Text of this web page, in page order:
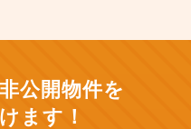
公開物件を
ます！